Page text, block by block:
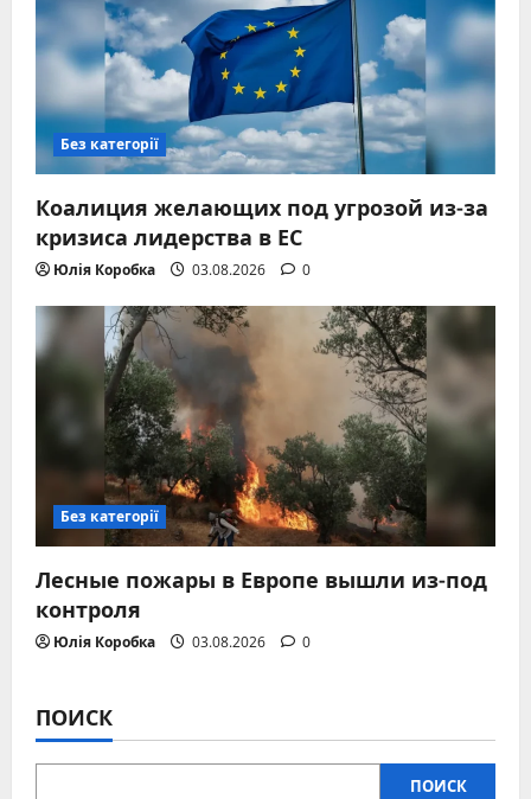
Без категорії
Коалиция желающих под угрозой из-за
кризиса лидерства в ЕС
Юлія Коробка 03.08.2026 0
Без категорії
Лесные пожары в Европе вышли из-под
контроля
Юлія Коробка 03.08.2026 0
ПОИСК
ПОИСК